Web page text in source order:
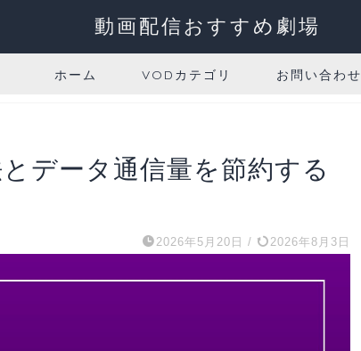
動画配信おすすめ劇場
ホーム VODカテゴリ お問い合わせ
データ通信量を節約する
2026年5月20日 / 2026年8月3日